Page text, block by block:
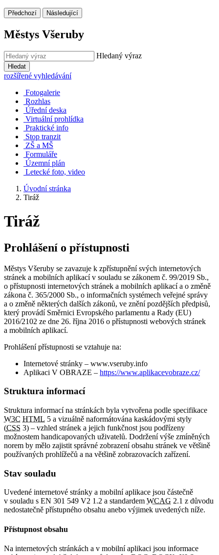
Předchozí Následující
Městys Všeruby
Hledaný výraz
Hledat
rozšířené vyhledávání
Fotogalerie
Rozhlas
Úřední deska
Virtuální prohlídka
Praktické info
Stop tranzit
ZŠ a MŠ
Formuláře
Územní plán
Letecké foto, video
Úvodní stránka
Tiráž
Tiráž
Prohlášení o přístupnosti
Městys Všeruby se zavazuje k zpřístupnění svých internetových
stránek a mobilních aplikací v souladu se zákonem č. 99/2019 Sb.,
o přístupnosti internetových stránek a mobilních aplikací a o změně
zákona č. 365/2000 Sb., o informačních systémech veřejné správy
a o změně některých dalších zákonů, ve znění pozdějších předpisů,
který provádí Směrnici Evropského parlamentu a Rady (EU)
2016/2102 ze dne 26. října 2016 o přístupnosti webových stránek
a mobilních aplikací.
Prohlášení přístupnosti se vztahuje na:
Internetové stránky – www.vseruby.info
Aplikaci V OBRAZE – https://www.aplikacevobraze.cz/
Struktura informací
Struktura informací na stránkách byla vytvořena podle specifikace
W3C HTML 5 a vizuálně naformátována kaskádovými styly
(CSS 3) – vzhled stránek a jejich funkčnost jsou podřízeny
možnostem handicapovaných uživatelů. Dodržení výše zmíněných
norem by mělo zajistit správné zobrazení obsahu stránek ve většině
používaných prohlížečů a na většině zobrazovacích zařízení.
Stav souladu
Uvedené internetové stránky a mobilní aplikace jsou částečně
v souladu s EN 301 549 V2 1.2 a standardem WCAG 2.1 z důvodu
nedostatečně přístupného obsahu anebo výjimek uvedených níže.
Přístupnost obsahu
Na internetových stránkách a v mobilní aplikaci jsou informace